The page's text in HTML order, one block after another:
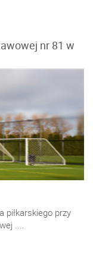
nr 81 w
piłkarskiego przy
....